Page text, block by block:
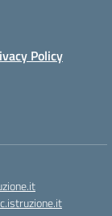
Policy